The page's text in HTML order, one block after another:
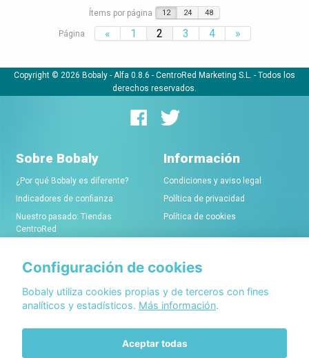
Ítems por página 12 24 48
Página « 1 2 3 4 »
Copyright © 2026 Bobaly - Alfa 0.8.6 - CentroRed Marketing S.L. - Todos los
derechos reservados.
Sobre Bobaly
¿Por qué Bobaly es diferente?
Indicadores de confianza
Nuestro pasado: Tiendas
CentroRed
Información
Condiciones y aviso legal
Política de privacidad
Política de cookies
Comerciantes
Alta de tiendas online
Condiciones de alta
Conócenos
Acerca de Bobaly Partners
Partner eCommerce
Configuración de cookies
Bobaly utiliza cookies propias y de terceros con fines
analíticos y estadísticos. Más información.
Aceptar todas